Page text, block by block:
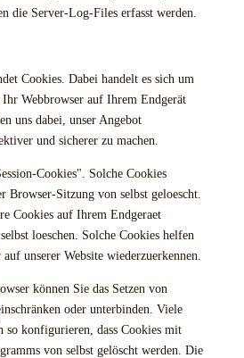
die Server-Log-Files erfasst werden.
Cookies. Dabei handelt es sich um
Webbrowser auf Ihrem Endgerät
uns dabei, unser Angebot
und sicherer zu machen.
Cookies". Solche Cookies
Browser-Sitzung von selbst geloescht.
Cookies auf Ihrem Endgeraet
loeschen. Solche Cookies helfen
unserer Website wiederzuerkennen.
können Sie das Setzen von
oder unterbinden. Viele
so konfigurieren, dass Cookies mit
von selbst gelöscht werden. Die